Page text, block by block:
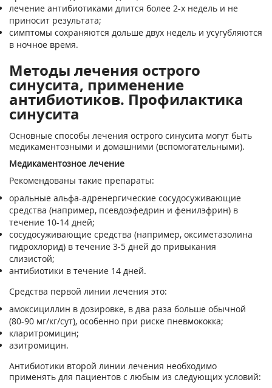
лечение антибиотиками длится более 2-х недель и не
приносит результата;
симптомы сохраняются дольше двух недель и усугубляются
в ночное время.
Методы лечения острого
синусита, применение
антибиотиков. Профилактика
синусита
Основные способы лечения острого синусита могут быть
медикаментозными и домашними (вспомогательными).
Медикаментозное лечение
Рекомендованы такие препараты:
оральные альфа-адренергические сосудосуживающие
средства (например, псевдоэфедрин и фенилэфрин) в
течение 10-14 дней;
сосудосуживающие средства (например, оксиметазолина
гидрохлорид) в течение 3-5 дней до привыкания
слизистой;
антибиотики в течение 14 дней.
Средства первой линии лечения это:
амоксициллин в дозировке, в два раза больше обычной
(80-90 мг/кг/сут), особенно при риске пневмококка;
кларитромицин;
азитромицин.
Антибиотики второй линии лечения необходимо
применять для пациентов с любым из следующих условий: